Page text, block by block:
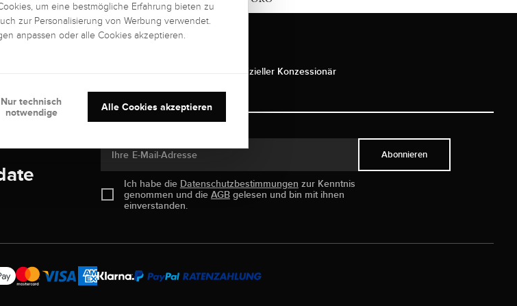
Echtheitsgarantie als offizieller Konzessionär
Ihre E-Mail-Adresse
Ich habe die Datenschutzbestimmungen zur Kenntnis
genommen und die AGBgelesen und bin mit ihnen
einverstanden.
Abonnieren
um eine bestmögliche Erfahrung bieten zu
zur Personalisierung von Werbung verwendet.
anpassen oder alle Cookies akzeptieren.
Alle Cookies akzeptieren
Nur technisch
notwendige